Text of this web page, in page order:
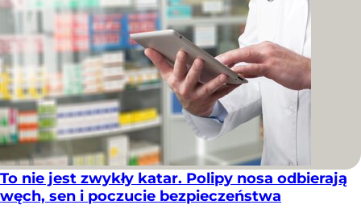
To nie jest zwykły katar. Polipy nosa odbierają
węch, sen i poczucie bezpieczeństwa